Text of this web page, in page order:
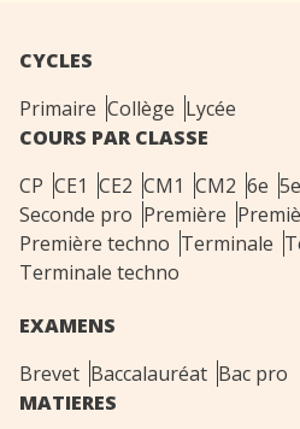
CYCLES
Primaire Collège Lycée
COURS PAR CLASSE
CP CE1 CE2 CM1 CM2 6e 5e
Seconde pro Première
Première techno Terminale
Terminale techno
EXAMENS
Brevet Baccalauréat Bac pro
MATIERES